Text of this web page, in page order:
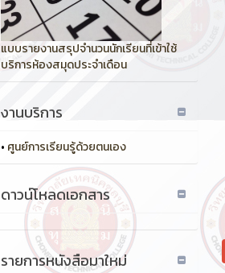
แบบรายงานสรุปจำนวนนักเรียนที่เข้าใช้
บริการห้องสมุดประจำเดือน
งานบริการ
• ศูนย์การเรียนรู้ด้วยตนเอง
ดาวน์โหลดเอกสาร
รายการหนังสือมาใหม่